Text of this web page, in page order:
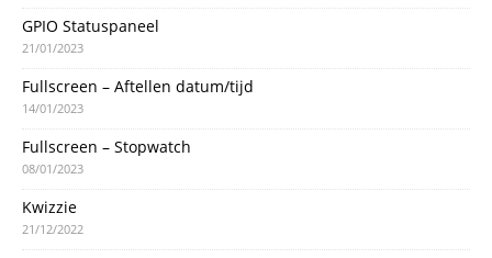
GPIO Statuspaneel
21/01/2023
Fullscreen – Aftellen datum/tijd
14/01/2023
Fullscreen – Stopwatch
08/01/2023
Kwizzie
21/12/2022